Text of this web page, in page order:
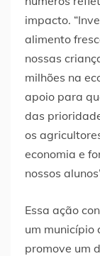
impacto.
alimento
nossas
milhões na
apoio para
das
os
economia e
nossos
Essa ação
um município
promove um